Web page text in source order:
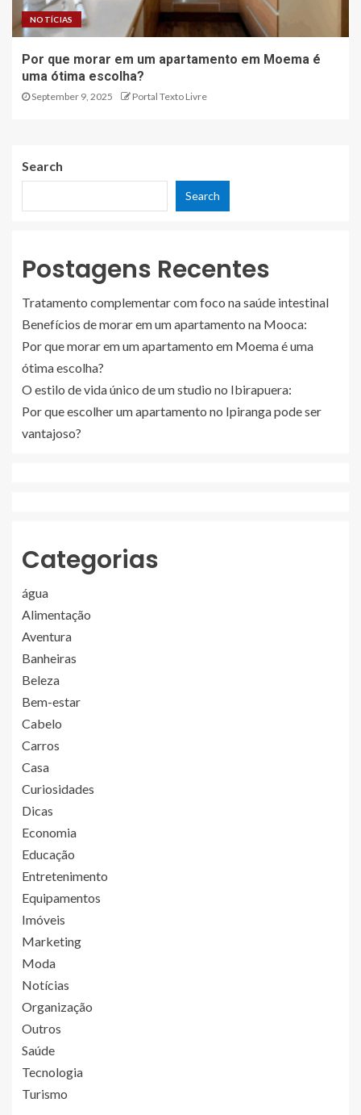
NOTÍCIAS
Por que morar em um apartamento em Moema é
uma ótima escolha?
September 9, 2025 Portal Texto Livre
Search
Search
Postagens Recentes
Tratamento complementar com foco na saúde intestinal
Benefícios de morar em um apartamento na Mooca:
Por que morar em um apartamento em Moema é uma
ótima escolha?
O estilo de vida único de um studio no Ibirapuera:
Por que escolher um apartamento no Ipiranga pode ser
vantajoso?
Categorias
água
Alimentação
Aventura
Banheiras
Beleza
Bem-estar
Cabelo
Carros
Casa
Curiosidades
Dicas
Economia
Educação
Entretenimento
Equipamentos
Imóveis
Marketing
Moda
Notícias
Organização
Outros
Saúde
Tecnologia
Turismo